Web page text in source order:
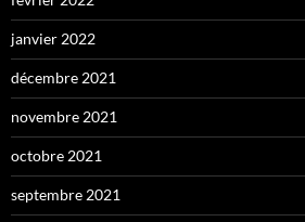
janvier 2022
décembre 2021
novembre 2021
octobre 2021
septembre 2021